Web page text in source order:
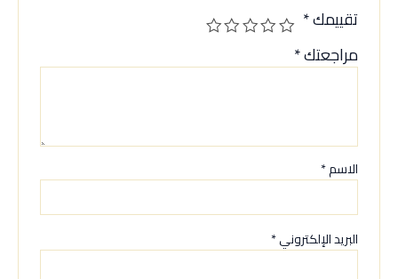
تقييمك*
مراجعتك*
الاسم*
البريد الإلكتروني*